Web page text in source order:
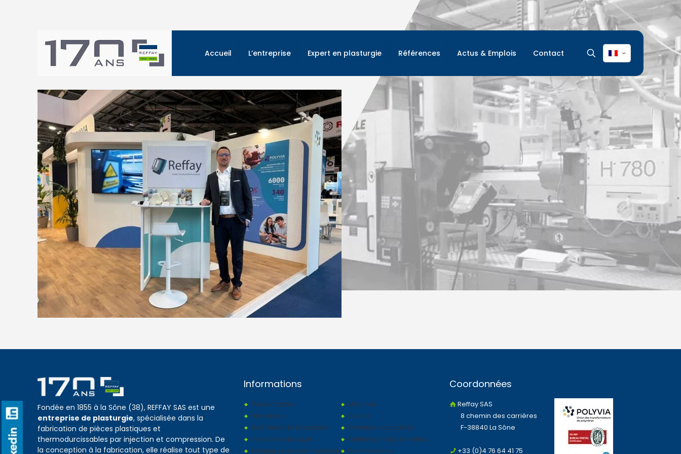
Accueil L’entreprise Expert en plasturgie Références Actus & Emplois Contact
Fondée en 1855 à la Sône (38), REFFAY SAS est une
entreprise de plasturgie, spécialisée dans la
fabrication de pièces plastiques et
thermodurcissables par injection et compression. De
la conception à la fabrication, elle réalise tout type de
Informations
Présentation
Historique
De l'idée à la réalisation
Injection plastique
Moulage par compression
Marchés
Clients
Dernières actualités
Galerie photos & vidéos
Parc Machine
Coordonnées
Reffay SAS
8 chemin des carrières
F-38840 La Sône
+33 (0)4 76 64 41 75